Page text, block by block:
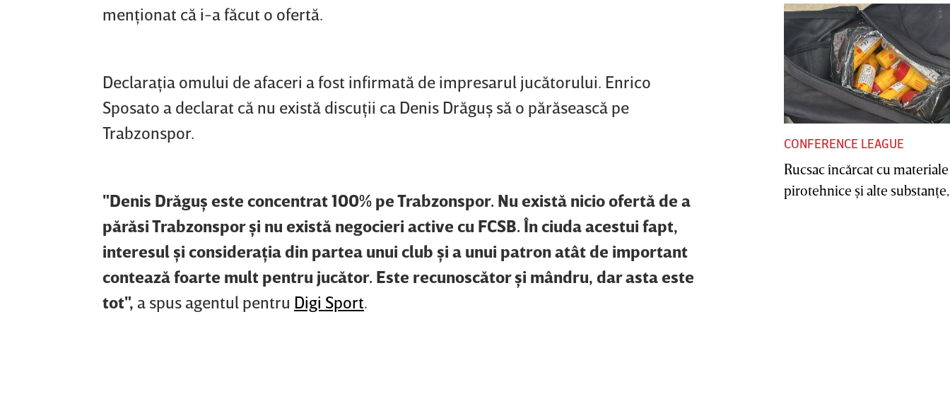
menţionat că i-a făcut o ofertă.
Declaraţia omului de afaceri a fost infirmată de impresarul jucătorului. Enrico
Sposato a declarat că nu există discuţii ca Denis Drăguş să o părăsească pe
Trabzonspor.
"Denis Drăguş este concentrat 100% pe Trabzonspor. Nu există nicio ofertă de a
părăsi Trabzonspor şi nu există negocieri active cu FCSB. În ciuda acestui fapt,
interesul şi consideraţia din partea unui club şi a unui patron atât de important
contează foarte mult pentru jucător. Este recunoscător şi mândru, dar asta este
tot", a spus agentul pentru Digi Sport.
CONFERENCE LEAGUE
Rucsac încărcat cu materiale
pirotehnice şi alte substanţe,